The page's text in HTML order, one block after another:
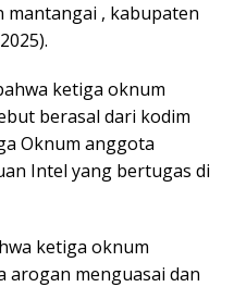
mantangai , kabupaten
ketiga oknum
berasal dari kodim
Oknum anggota
Intel yang bertugas di
ketiga oknum
arogan menguasai dan